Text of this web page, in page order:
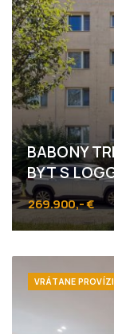
BABONY
BYT S
269.900,- €
VRÁTANE